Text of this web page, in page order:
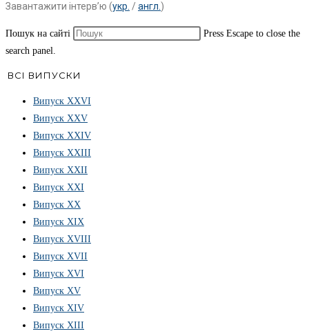
Завантажити інтерв’ю (укр. /англ. )
Пошук на сайті
Press Escape to close the
search panel.
ВСІ ВИПУСКИ
Випуск ХХVІ
Випуск XXV
Випуск XXIV
Випуск XXIII
Випуск XXII
Випуск XXI
Випуск XX
Випуск XIX
Випуск XVIII
Випуск XVII
Випуск XVI
Випуск XV
Випуск XIV
Випуск XIII